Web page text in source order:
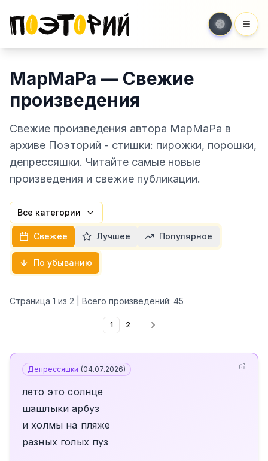
МарМаРа — Свежие
произведения
Свежие произведения автора МарМаРа в
архиве Поэторий - стишки: пирожки, порошки,
депрессяшки. Читайте самые новые
произведения и свежие публикации.
Все категории
Свежее Лучшее Популярное
По убыванию
Страница 1 из 2 | Всего произведений: 45
1 2
Депрессяшки (04.07.2026)
лето это солнце
шашлыки арбуз
и холмы на пляже
разных голых пуз